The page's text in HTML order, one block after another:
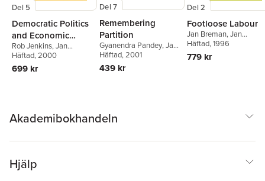
Del 5
Democratic Politics
and Economic
Reform in India
Rob Jenkins,Jan
Breman,G. P. Hawthorn
Häftad, 2000
699 kr
Del 7
Remembering
Partition
Gyanendra Pandey,Jan
Breman,G. P. Hawthorn
Häftad, 2001
439 kr
Del 2
Footloose Labour
Jan Breman,Jan
Breman,G. P. Hawthorn
Häftad, 1996
779 kr
Akademibokhandeln
Hjälp